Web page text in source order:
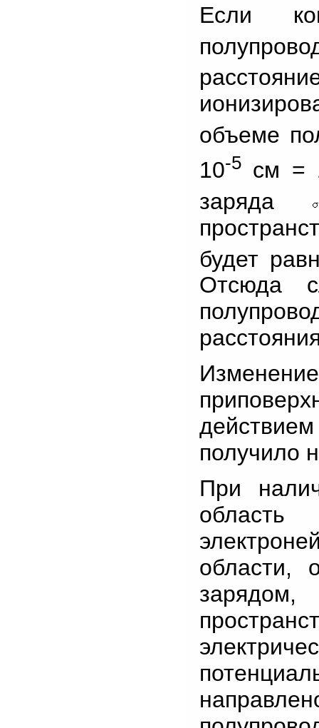
Если
объеме
10-5 см =
заряда
будет
Отсюда
получило
При
области,